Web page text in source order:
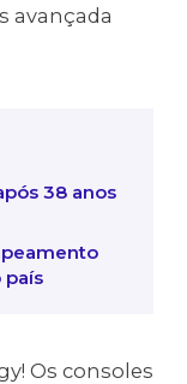
avançada
38 anos
país
Os consoles